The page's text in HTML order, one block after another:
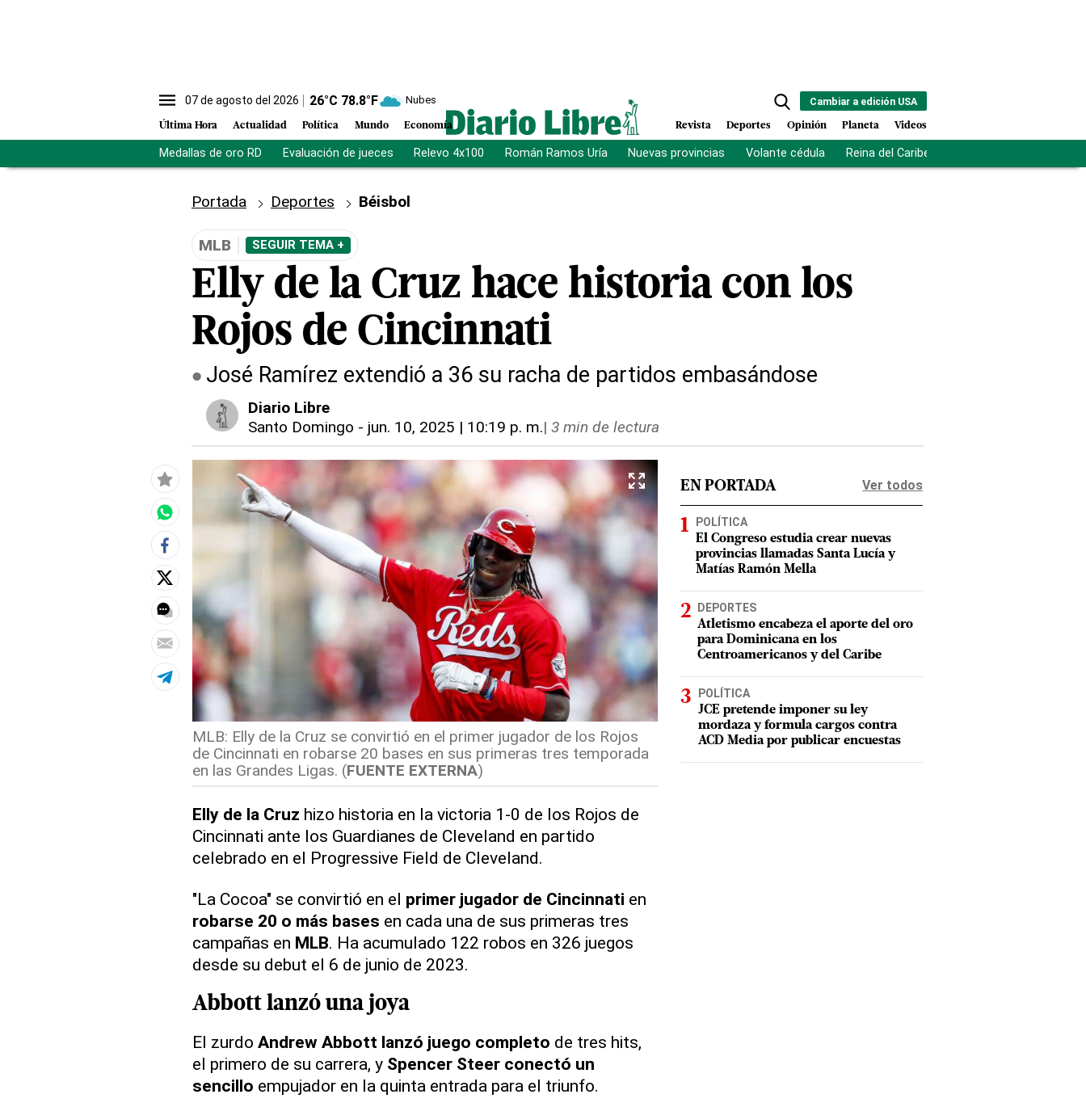
07 de agosto del 2026 26°C 78.8°F Nubes
Última Hora Actualidad Política Mundo Economía
Cambiar a edición USA
Revista Deportes Opinión Planeta Videos
Medallas de oro RD Evaluación de jueces Relevo 4x100 Román Ramos Uría Nuevas provincias Volante cédula Reina del Caribe
Portada Deportes Béisbol
MLB SEGUIR TEMA +
Elly de la Cruz hace historia con los
Rojos de Cincinnati
José Ramírez extendió a 36 su racha de partidos embasándose
Diario Libre
Santo Domingo - jun. 10, 2025 | 10:19 p. m.| 3 min de lectura
MLB: Elly de la Cruz se convirtió en el primer jugador de los Rojos
de Cincinnati en robarse 20 bases en sus primeras tres temporada
en las Grandes Ligas. (FUENTE EXTERNA)
Elly de la Cruz hizo historia en la victoria 1-0 de los Rojos de
Cincinnati ante los Guardianes de Cleveland en partido
celebrado en el Progressive Field de Cleveland.
"La Cocoa" se convirtió en el primer jugador de Cincinnati en
robarse 20 o más bases en cada una de sus primeras tres
campañas en MLB. Ha acumulado 122 robos en 326 juegos
desde su debut el 6 de junio de 2023.
Abbott lanzó una joya
El zurdo Andrew Abbott lanzó juego completo de tres hits,
el primero de su carrera, y Spencer Steer conectó un
sencillo empujador en la quinta entrada para el triunfo.
EN PORTADA Ver todos
POLÍTICA
El Congreso estudia crear nuevas
provincias llamadas Santa Lucía y
Matías Ramón Mella
DEPORTES
Atletismo encabeza el aporte del oro
para Dominicana en los
Centroamericanos y del Caribe
POLÍTICA
JCE pretende imponer su ley
mordaza y formula cargos contra
ACD Media por publicar encuestas